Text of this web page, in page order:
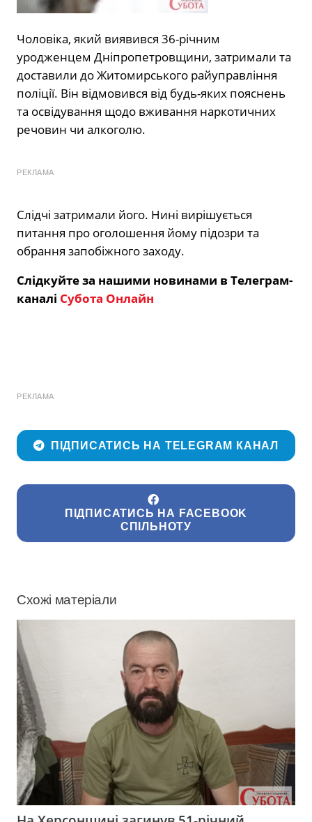
Чоловіка, який виявився 36-річним
уродженцем Дніпропетровщини, затримали та
доставили до Житомирського райуправління
поліції. Він відмовився від будь-яких пояснень
та освідування щодо вживання наркотичних
речовин чи алкоголю.
РЕКЛАМА
Слідчі затримали його. Нині вирішується
питання про оголошення йому підозри та
обрання запобіжного заходу.
Слідкуйте за нашими новинами в Телеграм-
каналі Субота Онлайн
РЕКЛАМА
ПІДПИСАТИСЬ НА TELEGRAM КАНАЛ
ПІДПИСАТИСЬ НА FACEBOOK
СПІЛЬНОТУ
Схожі матеріали